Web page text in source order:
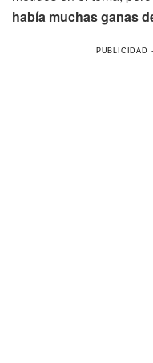
había muchas ganas